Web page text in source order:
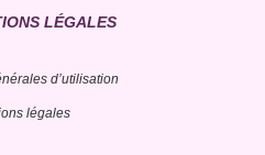
LÉGALES
d’utilisation
légales